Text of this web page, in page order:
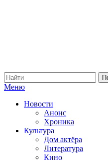
Меню
Новости
Анонс
Хроника
Культура
Дом актёра
Литература
Кино